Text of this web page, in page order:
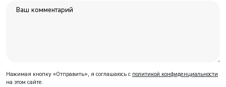
Нажимая кнопку «Отправить», я соглашаюсь с политикой конфиденциальности
на этом сайте.